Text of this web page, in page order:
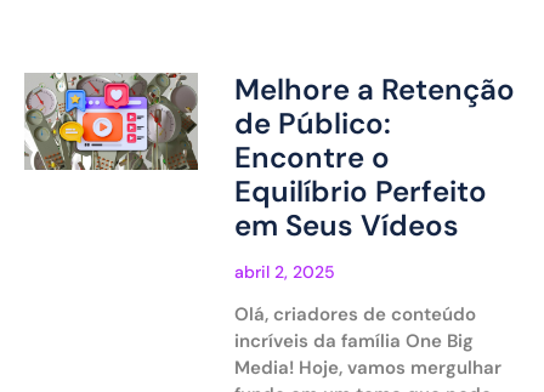
Melhore a Retenção
de Público:
Encontre o
Equilíbrio Perfeito
em Seus Vídeos
abril 2, 2025
Olá, criadores de conteúdo
incríveis da família One Big
Media! Hoje, vamos mergulhar